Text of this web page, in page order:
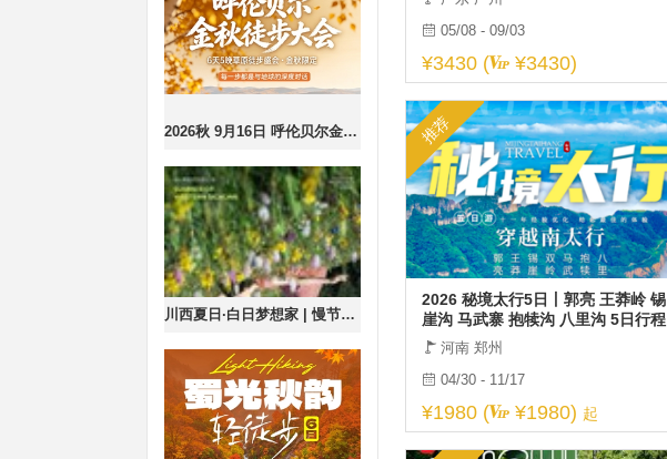
2026秋 9月16日 呼伦贝尔金秋徒步大会｜6天5夜挑战计划
川西夏日·白日梦想家 | 慢节奏度假×自然人文摄影7日
05/08 - 09/03
¥3430 ( ¥3430)
推荐
2026 秘境太行5日丨郭亮 王莽岭 锡
崖沟 马武寨 抱犊沟 八里沟 5日行程
河南 郑州
04/30 - 11/17
¥1980 ( ¥1980) 起